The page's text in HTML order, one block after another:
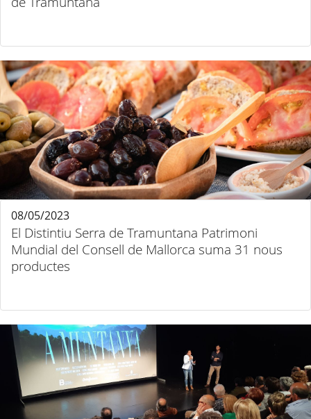
El Distintiu Serra de Tramuntana Patrimoni
Mundial del Consell de Mallorca suma 31 nous
productes
08/05/2023